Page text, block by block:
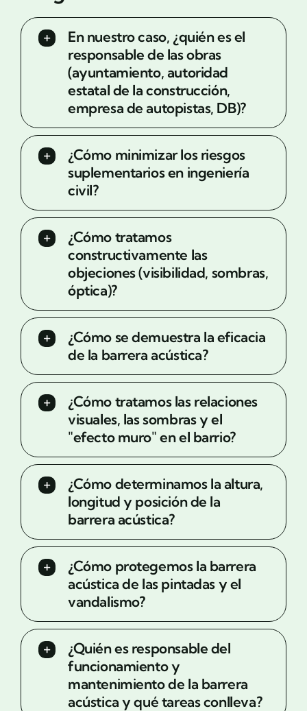
En nuestro caso, ¿quién es el
responsable de las obras
(ayuntamiento, autoridad
estatal de la construcción,
empresa de autopistas, DB)?
¿Cómo minimizar los riesgos
suplementarios en ingeniería
civil?
¿Cómo tratamos
constructivamente las
objeciones (visibilidad, sombras,
óptica)?
¿Cómo se demuestra la eficacia
de la barrera acústica?
¿Cómo tratamos las relaciones
visuales, las sombras y el
"efecto muro" en el barrio?
¿Cómo determinamos la altura,
longitud y posición de la
barrera acústica?
¿Cómo protegemos la barrera
acústica de las pintadas y el
vandalismo?
¿Quién es responsable del
funcionamiento y
mantenimiento de la barrera
acústica y qué tareas conlleva?